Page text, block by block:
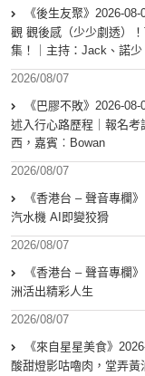
《後生友聚》2026-
觀 觀後感（少少劇透）
集！｜主持：Jack、諾少
2026/08/07
《巴膠不敗》2026-
述入行心路歷程｜報名
西，嘉賓︰Bowan
2026/08/07
《香港台 – 聲音專欄
汽水機 AI即變狡猾
2026/08/07
《香港台 – 聲音專欄
洲活出精彩人生
2026/08/07
《來自星星美食》
酸甜燈影咕嚕肉，堂弄黃